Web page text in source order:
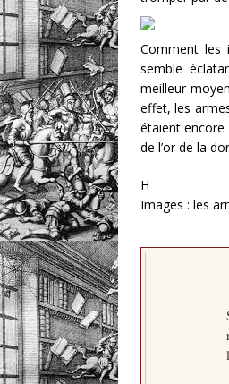
Comment les
semble
meilleur
effet, les
étaient encore
de l’or de la
H
Images : les